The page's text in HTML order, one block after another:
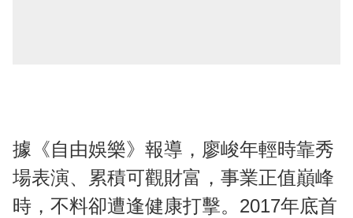
據《自由娛樂》報導，廖峻年輕時靠秀
場表演、累積可觀財富，事業正值巔峰
時，不料卻遭逢健康打擊。2017年底首